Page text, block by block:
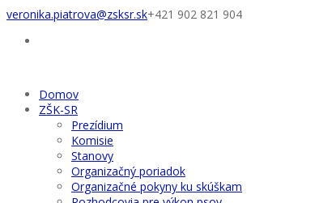
veronika.piatrova@zsksr.sk+421 902 821 904
Domov
ZŠK-SR
Prezídium
Komisie
Stanovy
Organizačný poriadok
Organizačné pokyny ku skúškam